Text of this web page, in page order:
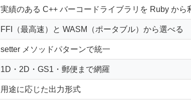
実績のある C++ バーコードライブラリを Ruby から
FFI（最高速）と WASM（ポータブル）から選べる
setter メソッドパターンで統一
1D・2D・GS1・郵便まで網羅
用途に応じた出力形式